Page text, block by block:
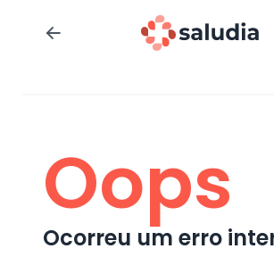
Oops
Ocorreu um erro